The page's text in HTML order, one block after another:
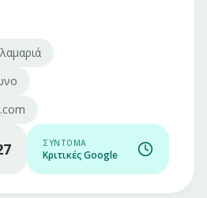
ΣΎΝΤΟΜΑ
Κριτικές Google